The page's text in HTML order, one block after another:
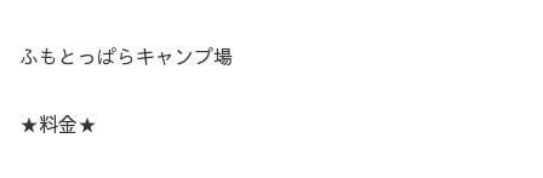
ふもとっぱらキャンプ場
★料金★